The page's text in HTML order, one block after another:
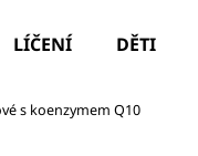
LÍČENÍ DĚTI
s koenzymem Q10
Co